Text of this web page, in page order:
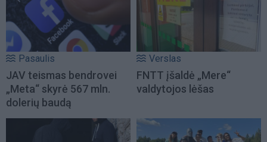
Pasaulis
JAV teismas bendrovei
„Meta“ skyrė 567 mln.
dolerių baudą
Verslas
FNTT įšaldė „Mere“
valdytojos lėšas